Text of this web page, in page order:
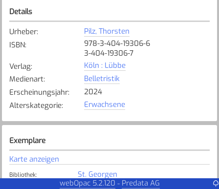
Details
Urheber:
Pilz, Thorsten
ISBN:
978-3-404-19306-6
3-404-19306-7
Verlag:
Köln : Lübbe
Medienart:
Belletristik
Erscheinungsjahr:
2024
Alterskategorie: Erwachsene
Exemplare
Karte anzeigen
Bibliothek: St. Georgen
Verfügbar
webOpac 5.2.120 - Predata AG